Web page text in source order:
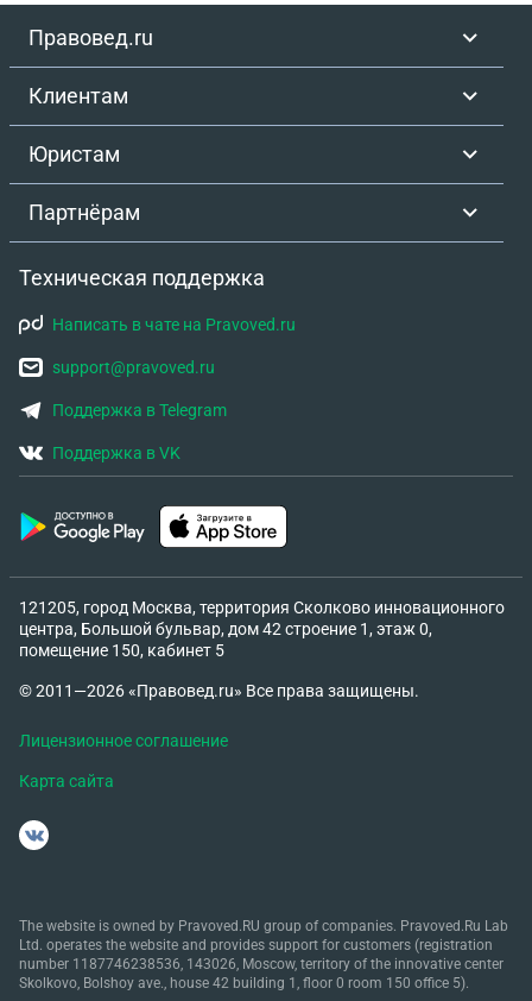
Правовед.ru
Клиентам
Юристам
Партнёрам
Техническая поддержка
Написать в чате на Pravoved.ru
support@pravoved.ru
Поддержка в Telegram
Поддержка в VK
121205, город Москва, территория Сколково инновационного
центра, Большой бульвар, дом 42 строение 1, этаж 0,
помещение 150, кабинет 5
© 2011—2026 «Правовед.ru» Все права защищены.
Лицензионное соглашение
Карта сайта
The website is owned by Pravoved.RU group of companies. Pravoved.Ru Lab
Ltd. operates the website and provides support for customers (registration
number 1187746238536, 143026, Moscow, territory of the innovative center
Skolkovo, Bolshoy ave., house 42 building 1, floor 0 room 150 office 5).